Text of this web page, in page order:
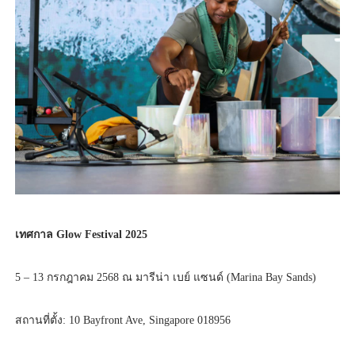
เทศกาล Glow Festival 2025
5 – 13 กรกฎาคม 2568 ณ มารีน่า เบย์ แซนด์ (Marina Bay Sands)
สถานที่ตั้ง: 10 Bayfront Ave, Singapore 018956